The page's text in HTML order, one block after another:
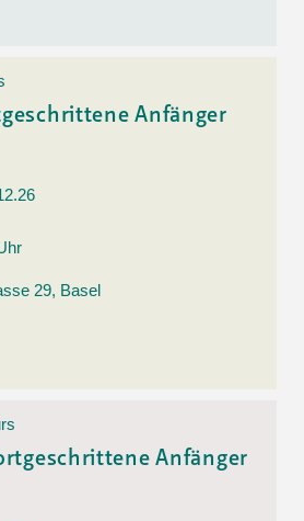
Anfänger
29, Basel
Anfänger